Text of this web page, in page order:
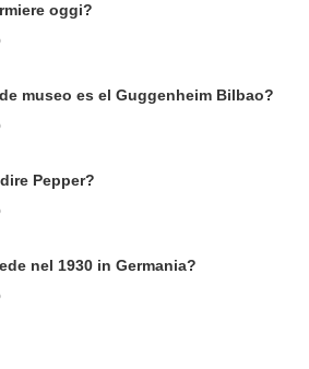
oggi?
museo es el Guggenheim Bilbao?
Pepper?
nel 1930 in Germania?